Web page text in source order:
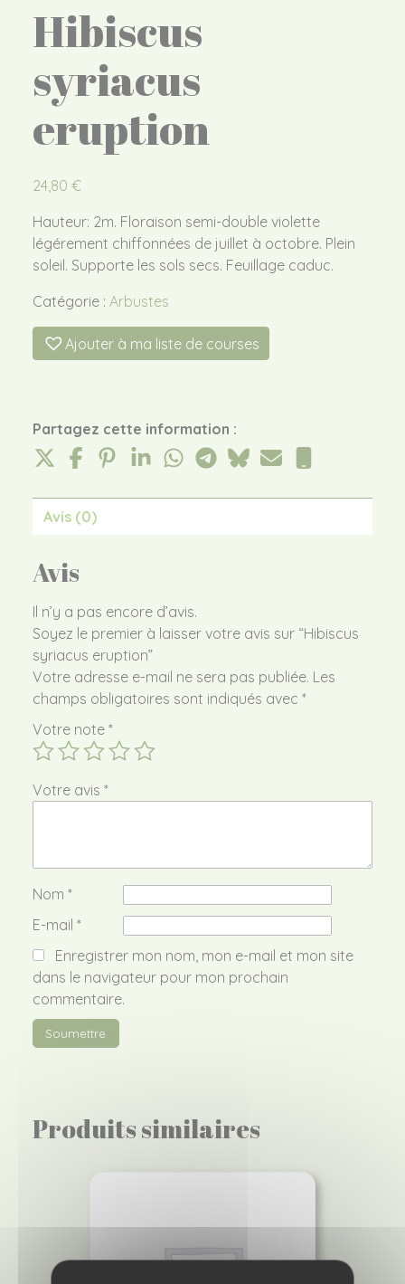
Hibiscus
syriacus
eruption
24,80 €
Hauteur: 2m. Floraison semi-double violette
légérement chiffonnées de juillet à octobre. Plein
soleil. Supporte les sols secs. Feuillage caduc.
Catégorie : Arbustes
Ajouter à ma liste de courses
Partagez cette information :
Avis (0)
Avis
Il n’y a pas encore d’avis.
Soyez le premier à laisser votre avis sur “Hibiscus
syriacus eruption”
Votre adresse e-mail ne sera pas publiée. Les
champs obligatoires sont indiqués avec *
Votre note *
Votre avis *
Nom *
E-mail *
Enregistrer mon nom, mon e-mail et mon site
dans le navigateur pour mon prochain
commentaire.
Produits similaires